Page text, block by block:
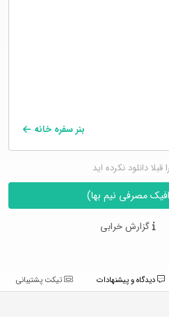
بنر سفره خانه
دانلود نکرده اید
مصرفی نیم بها)
گزارش خرابی
تیکت پشتیبانی